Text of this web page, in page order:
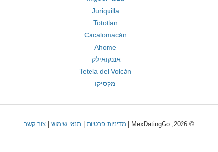
Juriquilla
Tototlan
Cacalomacán
Ahome
אננקואילקו
Tetela del Volcán
מקסיקו
© 2026, MexDatingGo | מדיניות פרטיות תנאי שימוש צור קשר